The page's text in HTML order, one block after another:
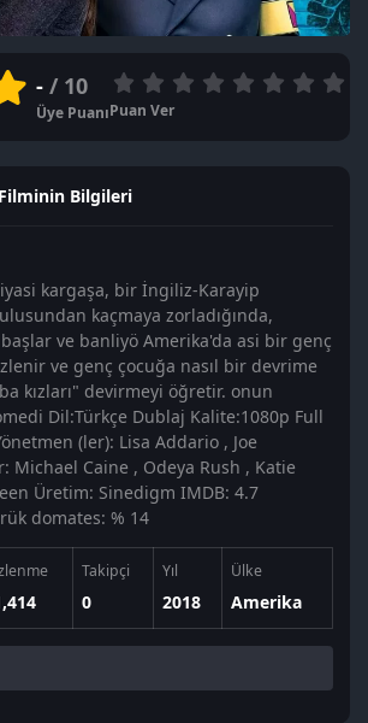
-/ 10
Üye PuanıPuan Ver
Bilgileri
kargaşa, bir İngiliz-Karayip
kaçmaya zorladığında,
başlar ve banliyö Amerika'da asi bir genç
ve genç çocuğa nasıl bir devrime
kızları" devirmeyi öğretir. onun
Dil:Türkçe Dublaj Kalite:1080p Full
(ler): Lisa Addario , Joe
Michael Caine , Odeya Rush , Katie
Üretim: Sinedigm IMDB: 4.7
domates: % 14
Takipçi
0
Yıl
2018
Ülke
Amerika